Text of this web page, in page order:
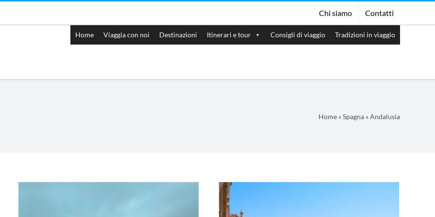
Chi siamo Contatti
Home Viaggia con noi Destinazioni Itinerari e tour Consigli di viaggio Tradizioni in viaggio
Home »Spagna »Andalusia